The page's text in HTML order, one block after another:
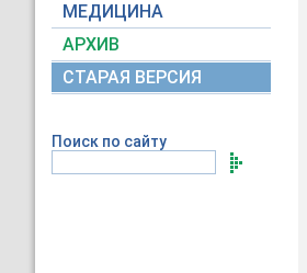
МЕДИЦИНА
АРХИВ
СТАРАЯ ВЕРСИЯ
Поиск по сайту